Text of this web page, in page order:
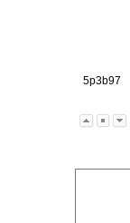
5p3b97